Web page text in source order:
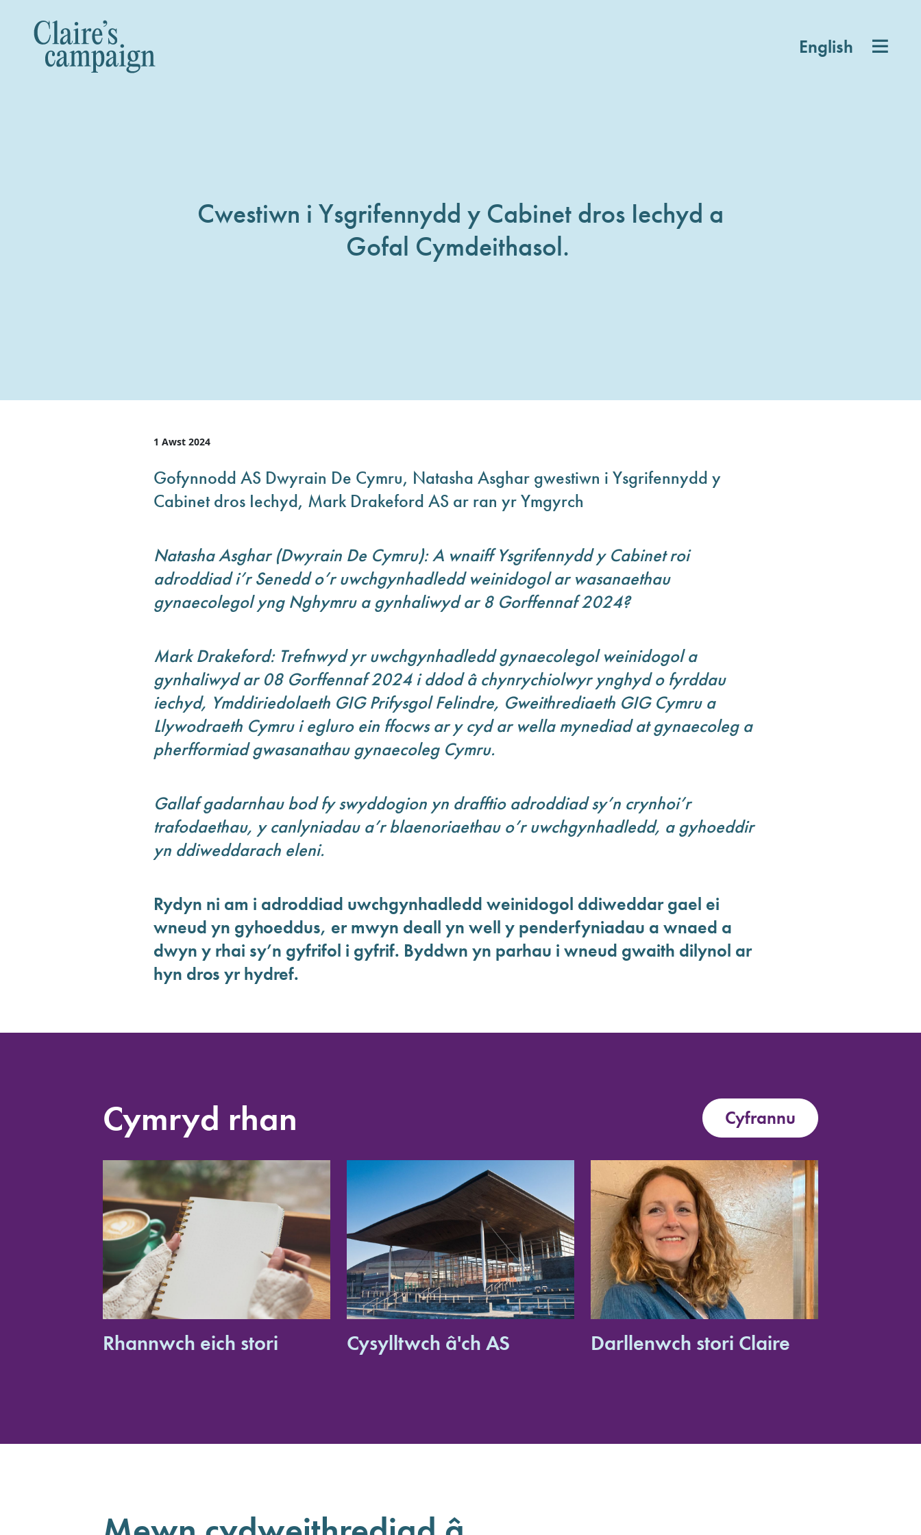
English
Cwestiwn i Ysgrifennydd y Cabinet dros Iechyd a
Gofal Cymdeithasol.
1 Awst 2024
Gofynnodd AS Dwyrain De Cymru, Natasha Asghar gwestiwn i Ysgrifennydd y
Cabinet dros Iechyd, Mark Drakeford AS ar ran yr Ymgyrch
Natasha Asghar (Dwyrain De Cymru): A wnaiff Ysgrifennydd y Cabinet roi
adroddiad i’r Senedd o’r uwchgynhadledd weinidogol ar wasanaethau
gynaecolegol yng Nghymru a gynhaliwyd ar 8 Gorffennaf 2024?
Mark Drakeford: Trefnwyd yr uwchgynhadledd gynaecolegol weinidogol a
gynhaliwyd ar 08 Gorffennaf 2024 i ddod â chynrychiolwyr ynghyd o fyrddau
iechyd, Ymddiriedolaeth GIG Prifysgol Felindre, Gweithrediaeth GIG Cymru a
Llywodraeth Cymru i egluro ein ffocws ar y cyd ar wella mynediad at gynaecoleg a
pherfformiad gwasanathau gynaecoleg Cymru.
Gallaf gadarnhau bod fy swyddogion yn drafftio adroddiad sy’n crynhoi’r
trafodaethau, y canlyniadau a’r blaenoriaethau o’r uwchgynhadledd, a gyhoeddir
yn ddiweddarach eleni.
Rydyn ni am i adroddiad uwchgynhadledd weinidogol ddiweddar gael ei
wneud yn gyhoeddus, er mwyn deall yn well y penderfyniadau a wnaed a
dwyn y rhai sy’n gyfrifol i gyfrif. Byddwn yn parhau i wneud gwaith dilynol ar
hyn dros yr hydref.
Cymryd rhan Cyfrannu
Rhannwch eich stori Cysylltwch â'ch AS Darllenwch stori Claire